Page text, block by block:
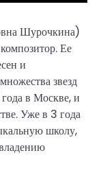
Шурочкина)
Ее
и
звезд
в Москве, и
Уже в 3 года
школу,